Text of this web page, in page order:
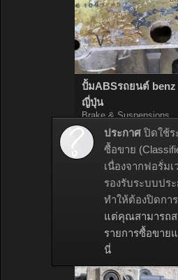
ประกาศ ปิดใช้ร
ซื้อขาย
เนื่องจากฟอรั่ม
รองรับระบบปร
ทำให้ต้องปิดกา
แต่คุณสามารถส
รายการซื้อขาย
นี่
ปั้มABSรถยนต์ benz
ญี่ปุ่น
Brake & Suspensions
ปั้มABSรถยนต์
Zimfourz,9 เมษายน
หมดอายุใน: